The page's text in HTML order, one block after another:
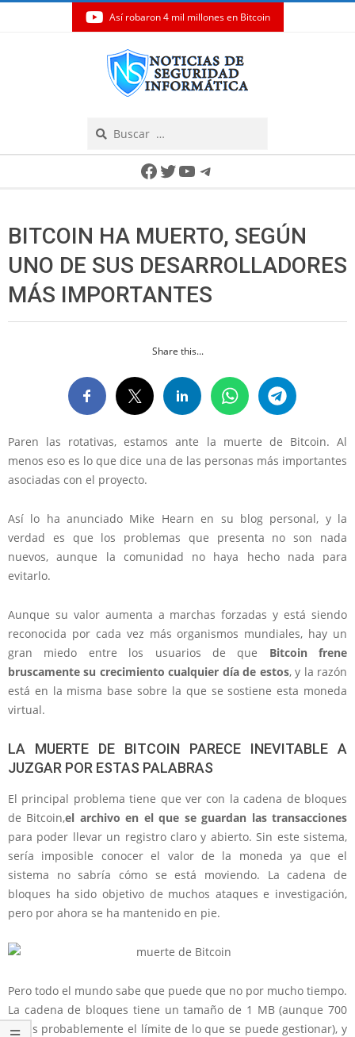
Así robaron 4 mil millones en Bitcoin
Facebook
Twitter
YouTube
Telegram
BITCOIN HA MUERTO, SEGÚN
UNO DE SUS DESARROLLADORES
MÁS IMPORTANTES
Share this...
Paren las rotativas, estamos ante la muerte de Bitcoin. Al
menos eso es lo que dice una de las personas más importantes
asociadas con el proyecto.
Así lo ha anunciado Mike Hearn en su blog personal, y la
verdad es que los problemas que presenta no son nada
nuevos, aunque la comunidad no haya hecho nada para
evitarlo.
Aunque su valor aumenta a marchas forzadas y está siendo
reconocida por cada vez más organismos mundiales, hay un
gran miedo entre los usuarios de que Bitcoin frene
bruscamente su crecimiento cualquier día de estos, y la razón
está en la misma base sobre la que se sostiene esta moneda
virtual.
LA MUERTE DE BITCOIN PARECE INEVITABLE A
JUZGAR POR ESTAS PALABRAS
El principal problema tiene que ver con la cadena de bloques
de Bitcoin,el archivo en el que se guardan las transacciones
para poder llevar un registro claro y abierto. Sin este sistema,
sería imposible conocer el valor de la moneda ya que el
sistema no sabría cómo se está moviendo. La cadena de
bloques ha sido objetivo de muchos ataques e investigación,
pero por ahora se ha mantenido en pie.
Pero todo el mundo sabe que puede que no por mucho tiempo.
La cadena de bloques tiene un tamaño de 1 MB (aunque 700
KB es probablemente el límite de lo que se puede gestionar), y